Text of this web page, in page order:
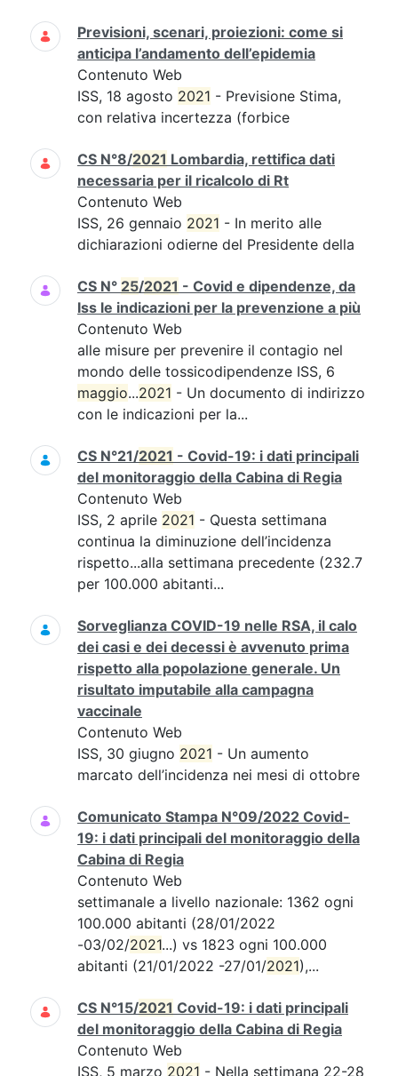
Previsioni, scenari, proiezioni: come si
anticipa l’andamento dell’epidemia
Contenuto Web
ISS, 18 agosto 2021 - Previsione Stima,
con relativa incertezza (forbice
CS N°8/2021 Lombardia, rettifica dati
necessaria per il ricalcolo di Rt
Contenuto Web
ISS, 26 gennaio 2021 - In merito alle
dichiarazioni odierne del Presidente della
CS N° 25/2021 - Covid e dipendenze, da
Iss le indicazioni per la prevenzione a più
Contenuto Web
alle misure per prevenire il contagio nel
mondo delle tossicodipendenze ISS, 6
maggio...2021 - Un documento di indirizzo
con le indicazioni per la...
CS N°21/2021 - Covid-19: i dati principali
del monitoraggio della Cabina di Regia
Contenuto Web
ISS, 2 aprile 2021 - Questa settimana
continua la diminuzione dell’incidenza
rispetto...alla settimana precedente (232.7
per 100.000 abitanti...
Sorveglianza COVID-19 nelle RSA, il calo
dei casi e dei decessi è avvenuto prima
rispetto alla popolazione generale. Un
risultato imputabile alla campagna
vaccinale
Contenuto Web
ISS, 30 giugno 2021 - Un aumento
marcato dell’incidenza nei mesi di ottobre
Comunicato Stampa N°09/2022 Covid-
19: i dati principali del monitoraggio della
Cabina di Regia
Contenuto Web
settimanale a livello nazionale: 1362 ogni
100.000 abitanti (28/01/2022
-03/02/2021...) vs 1823 ogni 100.000
abitanti (21/01/2022 -27/01/2021),...
CS N°15/2021 Covid-19: i dati principali
del monitoraggio della Cabina di Regia
Contenuto Web
ISS, 5 marzo 2021 - Nella settimana 22-28